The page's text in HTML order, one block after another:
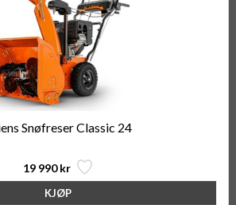
Snøfreser Classic 24
19 990 kr